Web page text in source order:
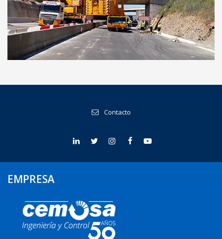
Demarcacion Carreteras del Estado,
Castilla y León
Contacto
EMPRESA